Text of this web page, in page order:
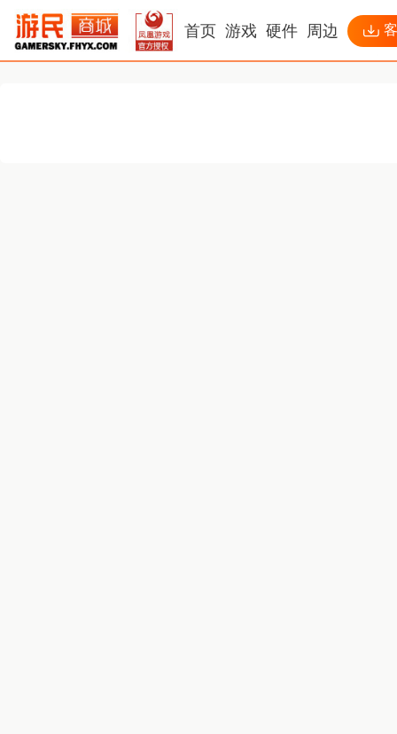
首页 游戏 硬件 周边